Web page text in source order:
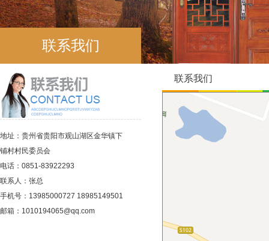
联系我们
地址：贵州省贵阳市观山湖区金华镇下
铺村村民委员会
电话：0851-83922293
联系人：张总
手机号：13985000727 18985149501
邮箱：1010194065@qq.com
联系我们